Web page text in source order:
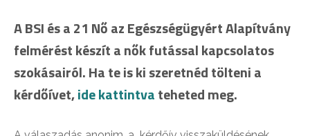
A BSI és a 21 Nő az Egészségügyért Alapítvány
felmérést készít a nők futással kapcsolatos
szokásairól. Ha te is ki szeretnéd tölteni a
kérdőívet,ide kattintvateheted meg.